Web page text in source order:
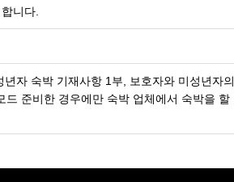
니다.
자 숙박 기재사항 1부, 보호자와 미성년자
준비한 경우에만 숙박 업체에서 숙박을 할